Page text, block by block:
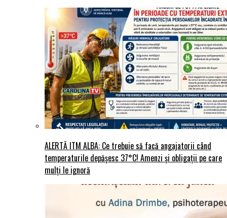
ALERTĂ ITM ALBA: Ce trebuie să facă angajatorii când
temperaturile depășesc 37°C! Amenzi și obligații pe care
mulți le ignoră